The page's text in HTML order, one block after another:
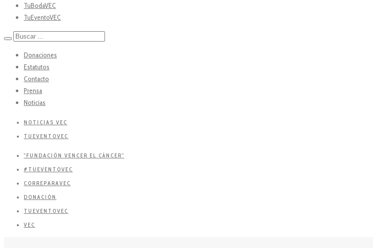
TuBodaVEC
TuEventoVEC
Donaciones
Estatutos
Contacto
Prensa
Noticias
NOTICIAS VEC
TUEVENTOVEC
"FUNDACIÓN VENCER EL CÁNCER"
#TUEVENTOVEC
CORREPARAVEC
DONACIÓN
TUEVENTOVEC
VEC